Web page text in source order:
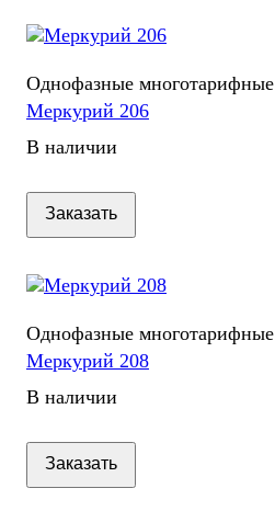
Однофазные многотарифные
Меркурий 206
В наличии
Заказать
Однофазные многотарифные
Меркурий 208
В наличии
Заказать